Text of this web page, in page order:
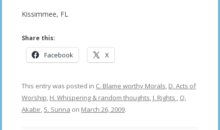
Kissimmee, FL
Share this:
Facebook X
This entry was posted in C. Blame worthy Morals D. Acts of
Worship H. Whispering & random thoughts J. Rights
Q.
Akabir S. Sunna on March 26, 2009.